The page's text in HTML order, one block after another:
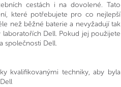
cestách i na dovolené. Tato
které potřebujete pro co nejlepší
než běžné baterie a nevyžadují tak
Dell. Pokud jej použijete
společnosti Dell.
kvalifikovanými techniky, aby byla